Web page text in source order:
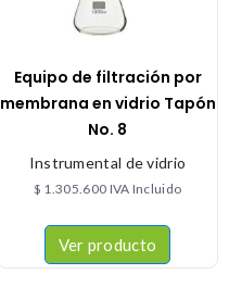
Equipo de filtración por
membrana en vidrio Tapón
No. 8
Instrumental de vidrio
$ 1.305.600 IVA Incluido
Ver producto